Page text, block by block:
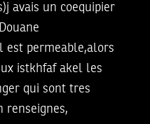
avais un coequipier
est permeable,alors
istkhfaf akel les
qui sont tres
renseignes,